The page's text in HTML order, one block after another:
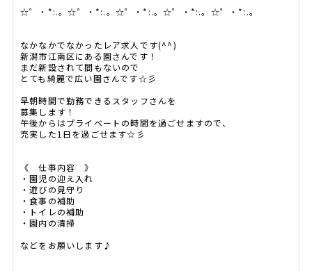
☆゜・*:.。☆゜・*:.。☆゜・*:.。☆゜・*:.。☆゜・*:.。
なかなかでなかったレア求人です(^^)
新潟市江南区にある園さんです！
まだ新設されて間もないので
とても綺麗で広い園さんです☆彡
早朝時間で勤務できるスタッフさんを
募集します！
午後からはプライベートの時間を過ごせますので、
充実した1日を過ごせます☆彡
《 仕事内容 》
・園児の迎え入れ
・遊びの見守り
・食事の補助
・トイレの補助
・園内の清掃
などをお願いします♪